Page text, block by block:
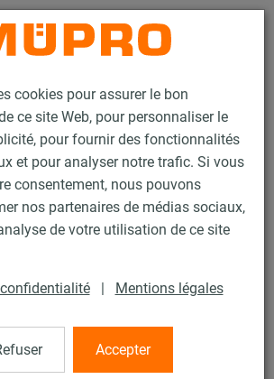
cookies pour assurer le bon
ce site Web, pour personnaliser le
pour fournir des fonctionnalités
et pour analyser notre trafic. Si vous
consentement, nous pouvons
nos partenaires de médias sociaux,
de votre utilisation de ce site
| Mentions légales
Accepter
Contact
fixation
Supports lourds
pour supports lourds
Patin type THV-2
type THV-2
OF-SF, 193,7 mm, Forme en T avec 2